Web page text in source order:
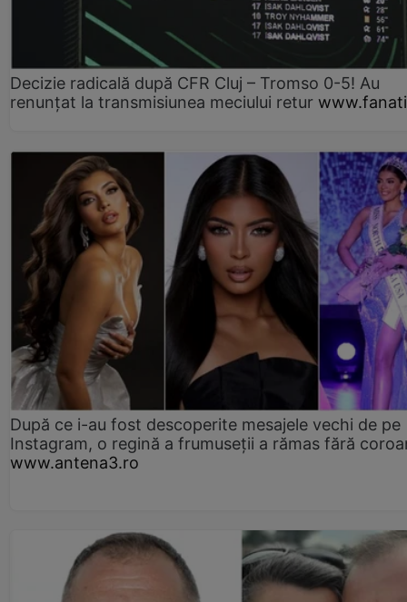
Decizie radicală după CFR Cluj – Tromso 0-5! Au
renunțat la transmisiunea meciului retur
După ce i-au fost descoperite mesajele vechi de pe
Instagram, o regină a frumuseții a rămas fără
www.antena3.ro